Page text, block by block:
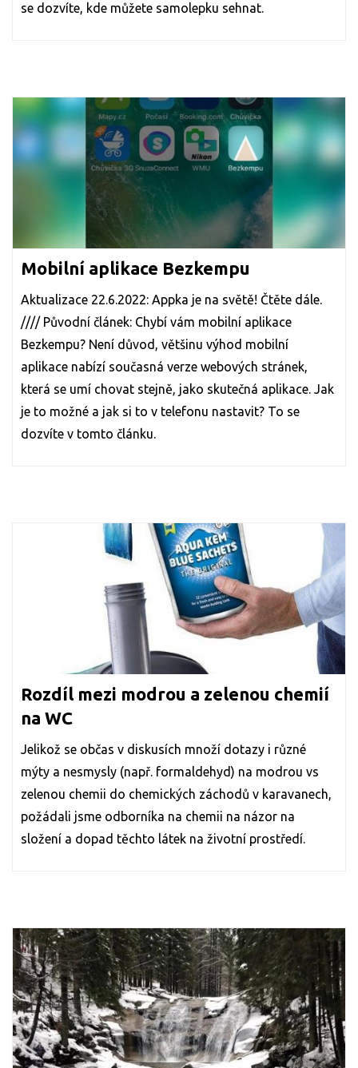
se dozvíte, kde můžete samolepku sehnat.
Mobilní aplikace Bezkempu
Aktualizace 22.6.2022: Appka je na světě! Čtěte dále.
//// Původní článek: Chybí vám mobilní aplikace
Bezkempu? Není důvod, většinu výhod mobilní
aplikace nabízí současná verze webových stránek,
která se umí chovat stejně, jako skutečná aplikace. Jak
je to možné a jak si to v telefonu nastavit? To se
dozvíte v tomto článku.
Rozdíl mezi modrou a zelenou chemií
na WC
Jelikož se občas v diskusích množí dotazy i různé
mýty a nesmysly (např. formaldehyd) na modrou vs
zelenou chemii do chemických záchodů v karavanech,
požádali jsme odborníka na chemii na názor na
složení a dopad těchto látek na životní prostředí.